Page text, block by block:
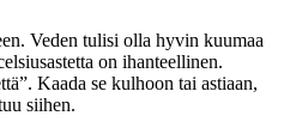
Veden tulisi olla hyvin kuumaa
on ihanteellinen.
Kaada se kulhoon tai astiaan,
siihen.